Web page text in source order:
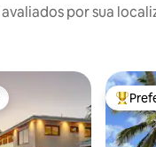
por sua
dos hóspedes Entre